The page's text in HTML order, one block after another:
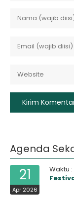
Agenda
21
Apr 2026
Waktu :